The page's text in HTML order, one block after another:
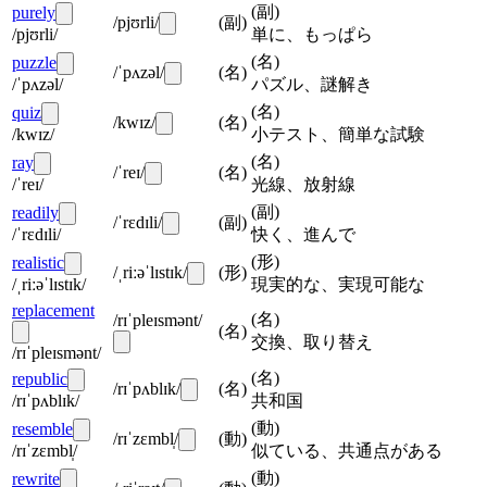
purely
/pjʊrli/
/pjʊrli/ (副 )
(副 )
単に、もっぱら
puzzle
/ˈpʌzəl/
/ˈpʌzəl/ (名)
(名)
パズル、謎解き
quiz
/kwɪz/
/kwɪz/ (名)
(名)
小テスト、簡単な試験
ray
/ˈreɪ/
/ˈreɪ/ (名)
(名)
光線、放射線
readily
/ˈrɛdɪli/
/ˈrɛdɪli/ (副 )
(副 )
快く、進んで
realistic
/ˌriːəˈlɪstɪk/
/ˌriːəˈlɪstɪk/ (形)
(形)
現実的な、実現可能な
replacement
/rɪˈpleɪsmənt/
/rɪˈpleɪsmənt/
(名)
(名)
交換、取り替え
republic
/rɪˈpʌblɪk/
/rɪˈpʌblɪk/ (名)
(名)
共和国
resemble
/rɪˈzɛmbl̩/
/rɪˈzɛmbl̩/ (動)
(動)
似ている、共通点がある
rewrite
(動)